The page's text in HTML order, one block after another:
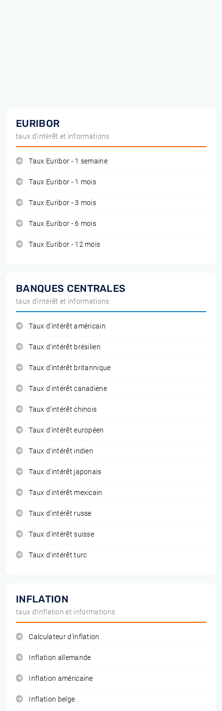
EURIBOR
taux d'intérêt et informations
Taux Euribor - 1 semaine
Taux Euribor - 1 mois
Taux Euribor - 3 mois
Taux Euribor - 6 mois
Taux Euribor - 12 mois
BANQUES CENTRALES
taux d'intérêt et informations
Taux d'intérêt américain
Taux d'intérêt brésilien
Taux d'intérêt britannique
Taux d'intérêt canadiene
Taux d'intérêt chinois
Taux d'intérêt européen
Taux d'intérêt indien
Taux d'intérêt japonais
Taux d'intérêt mexicain
Taux d'intérêt russe
Taux d'intérêt suisse
Taux d'intérêt turc
INFLATION
taux d'inflation et informations
Calculateur d'inflation
Inflation allemande
Inflation américaine
Inflation belge